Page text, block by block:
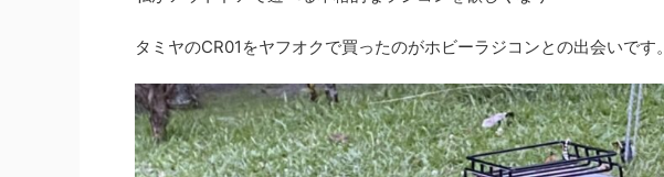
タミヤのCR01をヤフオクで買ったのがホビーラジコンとの出会いです。